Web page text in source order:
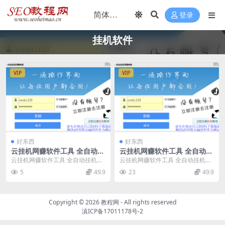
登录
挂机软件
VIP
好东西
云挂机网赚软件工具 全自动挂
机赚钱软件
云挂机网赚软件工具 全自动挂机赚
钱软件 挂机赚钱挂机宝软件来做CP
A易语言源码分...
5 49.9
VIP
好东西
云挂机网赚软件工具 全自动挂
机赚钱软件
云挂机网赚软件工具 全自动挂机赚
钱软件 挂机赚钱挂机宝软件来做CP
A易语言源码分...
23 49.9
Copyright ©2026教程网 - All rights reserved
滇ICP备17011178号-2